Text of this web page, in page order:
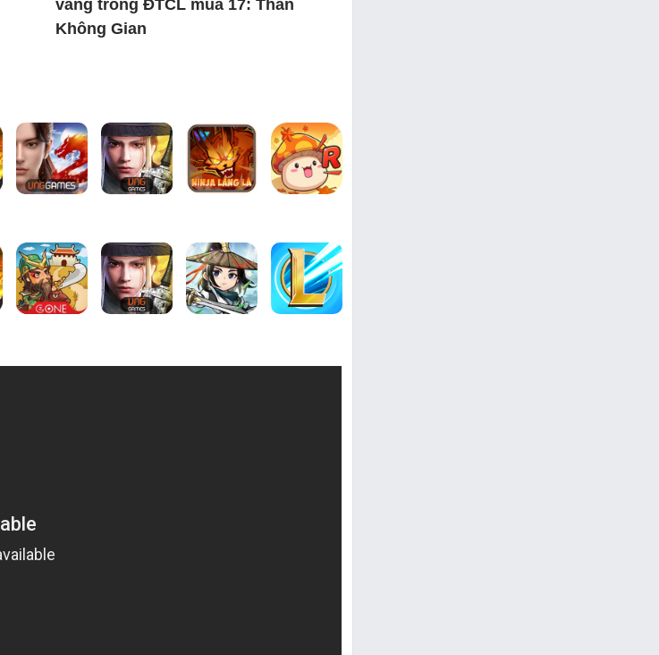
vàng trong ĐTCL mùa 17: Thần
Không Gian